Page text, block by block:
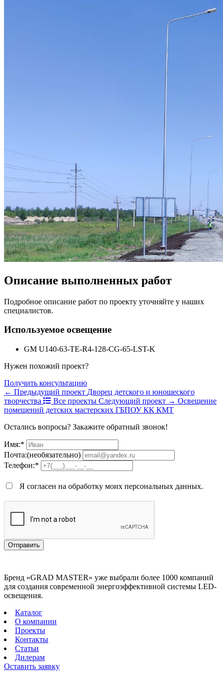
Описание выполненных работ
Подробное описание работ по проекту уточняйте у наших
специалистов.
Используемое освещение
GM U140-63-TE-R4-128-CG-65-LST-K
Нужен похожий проект?
Получить консультацию
← Предыдущий проект Дворец детского и юношеского
творчества
Все проекты Следующий проект → Освещение
помещений детских мастерских ГБПОУ КК КМТ
Остались вопросы? Закажите обратный звонок!
Имя:*
Почта:(необязательно)
Телефон:*
Я согласен на обработку моих персональных данных.
Отправить
Бренд «GRAD MASTER» уже выбрали более 1000 компаний
для создания современной энергоэффективной системы LED-
освещения.
Каталог
О компании
Проекты
Контакты
Статьи
Дилерам
Оставить заявку